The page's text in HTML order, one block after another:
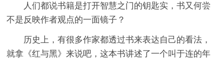
人们都说书籍是打开智慧之门的钥匙实，书又何尝
不是反映作者观点的一面镜子？
历史上，有很多作家都透过书来表达自己的看法，
就拿《红与黑》来说吧，这本书讲述了一个叫于连的年